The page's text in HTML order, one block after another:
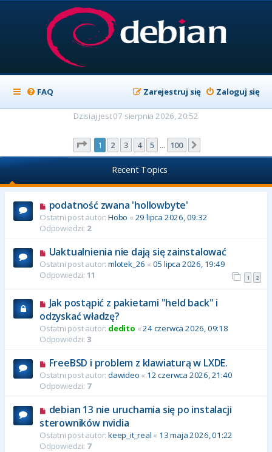
FAQ Zaloguj się
Zarejestruj się
Dzisiaj jest 07 sierpnia 2026, 20:52
Strona z100
1 2 3 4 5 100
Recent Topics
podatność zwana 'hollowbyte'
Ostatni post autor: Hobo « 29 lipca 2026, 09:32
Odpowiedzi: 2
Uaktualnienia nie dają się zainstalować
Ostatni post autor: mlotek_26 « 05 lipca 2026, 19:49
Odpowiedzi: 11 1 2
Jak postąpić z pakietami "held back" i
odzyskać władzę?
Ostatni post autor: dedito «24 czerwca 2026, 09:18
Odpowiedzi: 3
FreeBSD i problem z klawiaturą w LXDE.
Ostatni post autor: dawideo « 12 czerwca 2026, 21:40
Odpowiedzi: 7
debian 13 nie uruchamia się po instalacji
sterowników nvidia
Ostatni post autor: keep_it_real « 13 maja 2026, 01:22
Odpowiedzi: 7